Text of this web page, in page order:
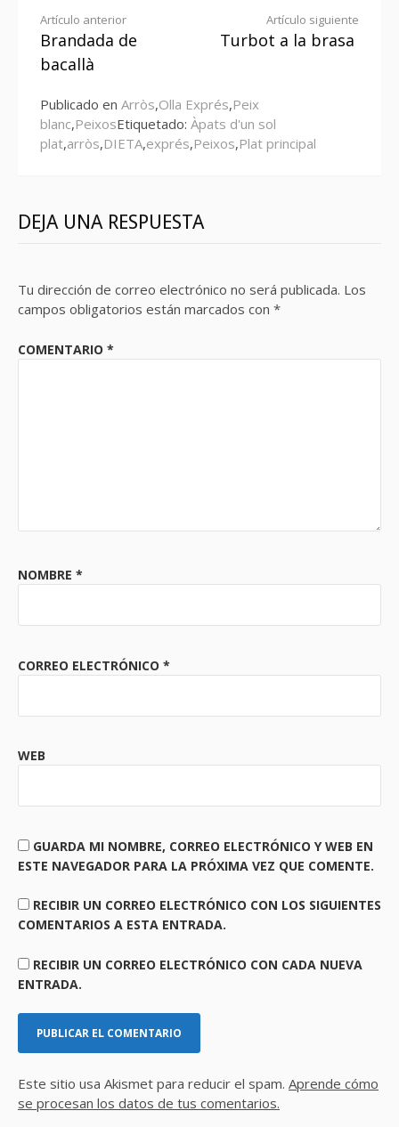
Seguir
leyendo
Artículo anterior
Brandada de
bacallà
Artículo siguiente
Turbot a la brasa
Publicado en Arròs,Olla Exprés,Peix
blanc,PeixosEtiquetado: Àpats d'un sol
plat,arròs,DIETA,exprés,Peixos,Plat principal
DEJA UNA RESPUESTA
Tu dirección de correo electrónico no será publicada. Los
campos obligatorios están marcados con *
COMENTARIO *
NOMBRE *
CORREO ELECTRÓNICO *
WEB
GUARDA MI NOMBRE, CORREO ELECTRÓNICO Y WEB EN
ESTE NAVEGADOR PARA LA PRÓXIMA VEZ QUE COMENTE.
RECIBIR UN CORREO ELECTRÓNICO CON LOS SIGUIENTES
COMENTARIOS A ESTA ENTRADA.
RECIBIR UN CORREO ELECTRÓNICO CON CADA NUEVA
ENTRADA.
Este sitio usa Akismet para reducir el spam. Aprende cómo
se procesan los datos de tus comentarios.